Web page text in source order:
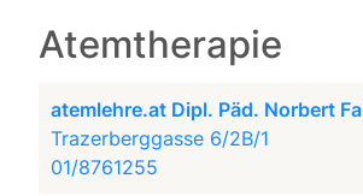
Atemtherapie
atemlehre.at Dipl. Päd. Norbert
Trazerberggasse 6/2B/1
01/8761255